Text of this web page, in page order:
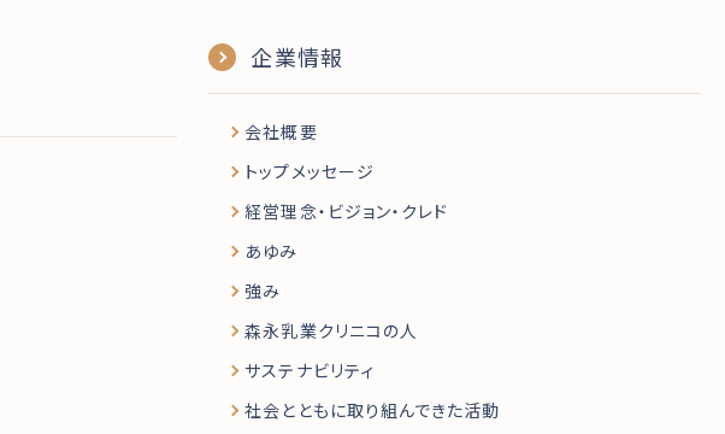
企業情報
会社概要
トップメッセージ
経営理念・ビジョン・クレド
あゆみ
強み
森永乳業クリニコの人
サステナビリティ
社会とともに取り組んできた活動